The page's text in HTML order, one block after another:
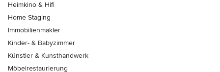
Heimkino & Hifi
Home Staging
Immobilienmakler
Kinder- & Babyzimmer
Künstler & Kunsthandwerk
Möbelrestaurierung